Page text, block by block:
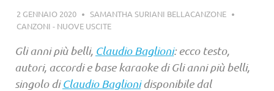
2 GENNAIO 2020
SAMANTHA SURIANI BELLACANZONE
CANZONI - NUOVE USCITE
Gli anni più belli, Claudio Baglioni: ecco testo,
autori, accordi e base karaoke di Gli anni più belli,
singolo diClaudio Baglionidisponibile dal